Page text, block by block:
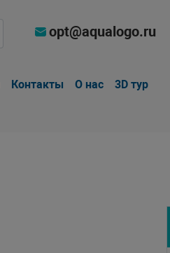
opt@aqualogo.ru
Контакты О нас 3D тур